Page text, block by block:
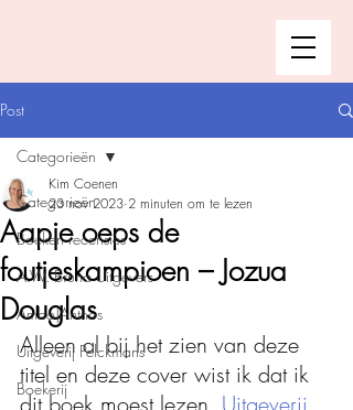
Post
Categorieën
Boeken recensies
A.W. Bruna Uitgevers
Ambo|Anthos
Uitgeverij Pelckmans
Boekerij
Categorieën
Aapje oeps de
foutjeskampioen – Jozua
Douglas
Kim Coenen
23 nov 2023 2 minuten om te lezen
Alleen al bij het zien van deze
titel en deze cover wist ik dat ik
dit boek moest lezen. Uitgeverij